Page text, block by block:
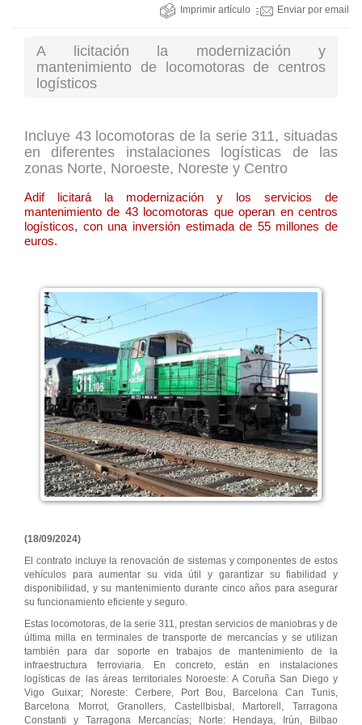
Imprimir artículo Enviar por email
A licitación la modernización y
mantenimiento de locomotoras de centros
logísticos
Incluye 43 locomotoras de la serie 311, situadas
en diferentes instalaciones logísticas de las
zonas Norte, Noroeste, Noreste y Centro
Adif licitará la modernización y los servicios de
mantenimiento de 43 locomotoras que operan en centros
logísticos, con una inversión estimada de 55 millones de
euros.
(18/09/2024)
El contrato incluye la renovación de sistemas y componentes de estos
vehículos para aumentar su vida útil y garantizar su fiabilidad y
disponibilidad, y su mantenimiento durante cinco años para asegurar
su funcionamiento eficiente y seguro.
Estas locomotoras, de la serie 311, prestan servicios de maniobras y de
última milla en terminales de transporte de mercancías y se utilizan
también para dar soporte en trabajos de mantenimiento de la
infraestructura ferroviaria. En concreto, están en instalaciones
logísticas de las áreas territoriales Noroeste: A Coruña San Diego y
Vigo Guixar; Noreste: Cerbere, Port Bou, Barcelona Can Tunis,
Barcelona Morrot, Granollers, Castellbisbal, Martorell, Tarragona
Constanti y Tarragona Mercancías; Norte: Hendaya, Irún, Bilbao